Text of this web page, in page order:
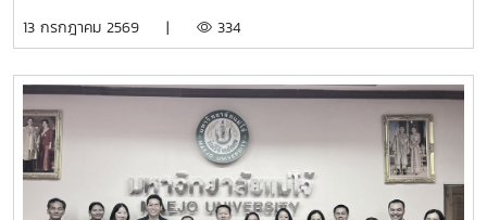
ปราบปรามยาเสพติด (ป.ป.ส.) พร้อมคณะผู้บริหารและเจ้าหน้าที่
ความคืบหน้าการดำเนินโครงการการพัฒนาระบบการผลิตเห็ดขี้
ควายเพื่อประโยชน์ทางการแพทย์ โดยมีรองศาสตราจารย์ ดร.ชัย
ยศ สัมฤทธิ์สกุล รองอธิการบดีมหาวิทยาลัยแม่โจ้ ให้เกียรติเป็นผู้
แทนมหาวิทยาลัยกล่าวต้อนรับ โครงการดังกล่าวเป็นความร่วม
มือระหว่างสำนักงาน ป.ป.ส. และมหาวิทยาลัยแม่โจ้ ภายใต้
13 กรกฎาคม 2569 | 334